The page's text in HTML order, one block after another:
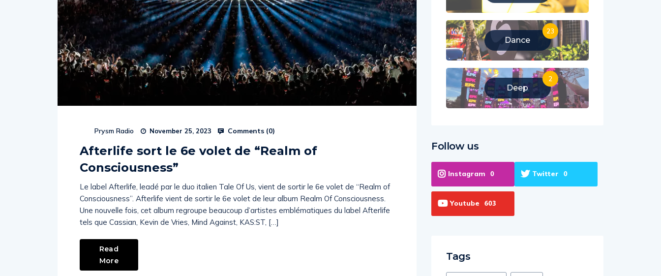
Prysm Radio November 25, 2023 Comments (0)
Afterlife sort le 6e volet de “Realm of
Consciousness”
Le label Afterlife, leadé par le duo italien Tale Of Us, vient de sortir le 6e volet de “Realm of
Consciousness”. Afterlife vient de sortir le 6e volet de leur album Realm Of Consciousness.
Une nouvelle fois, cet album regroupe beaucoup d’artistes emblématiques du label Afterlife
tels que Cassian, Kevin de Vries, Mind Against, KAS:ST, […]
Read
More
Dance
23
Deep
2
Follow us
Instagram 0 Twitter 0
Youtube 603
Tags